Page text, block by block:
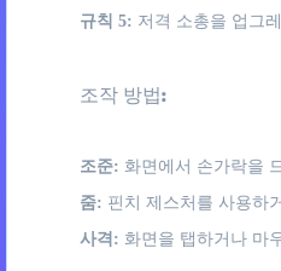
규칙 5: 저격 소총을 업그
조작 방법:
조준: 화면에서 손가락을
줌: 핀치 제스처를 사용하
사격: 화면을 탭하거나 마